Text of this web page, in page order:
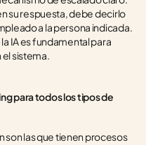
su respuesta, debe decirlo
a la persona indicada.
IA es fundamental para
el sistema.
para todos los tipos de
son las que tienen procesos